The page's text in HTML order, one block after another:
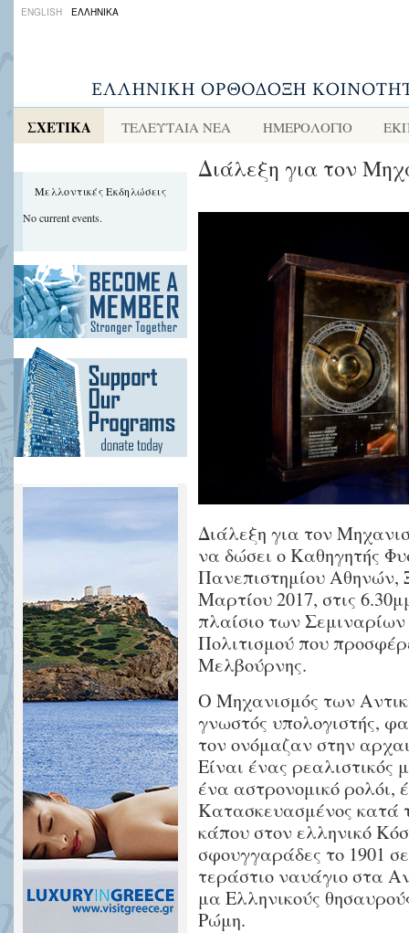
ENGLISH ΕΛΛΗΝΙΚΑ
ΣΧΕΤΙΚΑ ΤΕΛΕΥΤΑΙΑ ΝΕΑ ΗΜΕΡΟΛΟΓΙΟ
Μελλοντικές Εκδηλώσεις
No current events.
Διάλεξη για τον
Διάλεξη για τον
να δώσει ο Καθηγητής
Πανεπιστημίου
Μαρτίου 2017, στις
πλαίσιο των Σεμιναρίων
Πολιτισμού που
Μελβούρνης.
Ο Μηχανισμός των
γνωστός υπολογιστής,
τον ονόμαζαν στην
Είναι ένας ρεαλιστικός
ένα αστρονομικό ρολόι,
Κατασκευασμένος κατά
κάπου στον ελληνικό
σφουγγαράδες το 1901
τεράστιο ναυάγιο στα
μα Ελληνικούς
Ρώμη.